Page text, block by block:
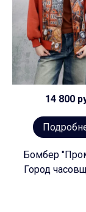
14 800
Бомбер
Город